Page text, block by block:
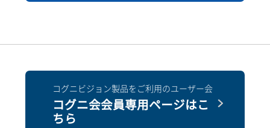
コグニビジョン製品をご利用のユーザー会
コグニ会会員専用ページはこ
ちら